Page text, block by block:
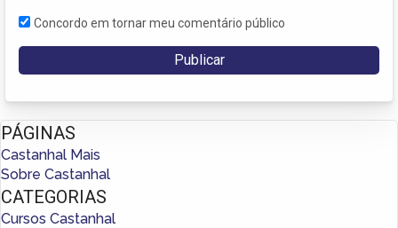
Concordo em tornar meu comentário público
PÁGINAS
Castanhal Mais
Sobre Castanhal
CATEGORIAS
Cursos Castanhal